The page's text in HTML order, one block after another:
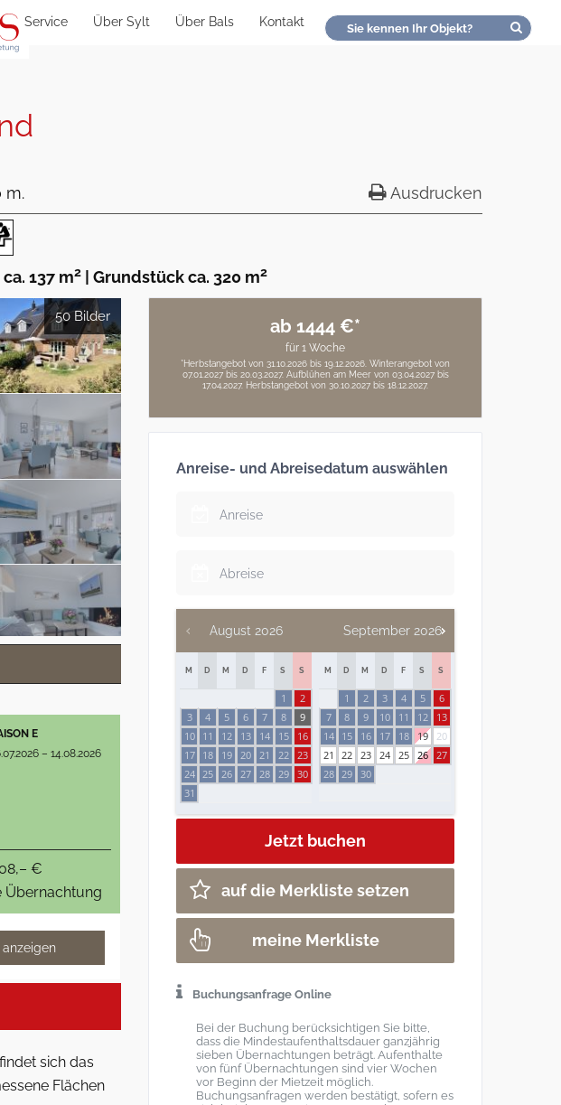
Service Über Sylt Über Bals Kontakt
m. Ausdrucken
ca. 137 m2 Grundstück ca. 320 m2
50 Bilder
E
– 14.08.2026
€
Übernachtung
anzeigen
sich das
Flächen
ab 1444 €*
für 1 Woche
*Herbstangebot von 31.10.2026 bis 19.12.2026. Winterangebot von
07.01.2027 bis 20.03.2027. Aufblühen am Meer von 03.04.2027 bis
17.04.2027. Herbstangebot von 30.10.2027 bis 18.12.2027.
Anreise- und Abreisedatum auswählen
August 2026
M D M D F S S
1
2
3
4 5 6 7 8
9
10
11 12 13 14 15
16
17
18 19 20 21 22 23
24 25 26 27 28 29 30
31
September 2026
M D M D F S S
1 2 3 4 5
6
7
8 9 10 11 12
13
14
15 16 17 18 19
20
21
22 23 24 25 26 27
28 29 30
auf die Merkliste setzen
meine Merkliste
Buchungsanfrage Online
Bei der Buchung berücksichtigen Sie bitte,
dass die Mindestaufenthaltsdauer ganzjährig
sieben Übernachtungen beträgt. Aufenthalte
von fünf Übernachtungen sind vier Wochen
vor Beginn der Mietzeit möglich.
Buchungsanfragen werden bestätigt, sofern es